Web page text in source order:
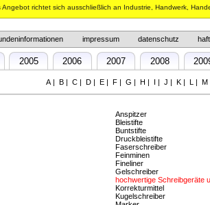
Angebot richtet sich ausschließlich an Industrie, Handwerk,
impressum datenschutz
2005 2006 2007 2008
A| B| C| D| E| F| G H J K| M
Anspitzer
Bleistifte
Buntstifte
Druckbleistifte
Faserschreiber
Feinminen
Fineliner
Gelschreiber
hochwertige Schreibgeräte
Korrekturmittel
Kugelschreiber